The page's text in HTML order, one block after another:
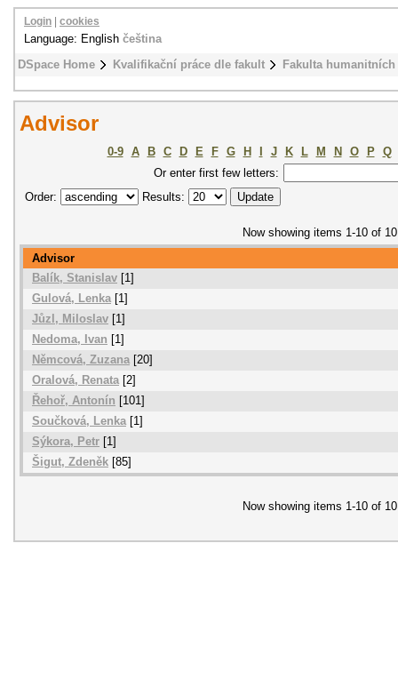
DSpace Home Kvalifikační práce dle fakult Fakulta
Login cookies
Language: English čeština
Advisor
0-9 A B C D E F G H J K L M N O P
Q
Or enter first few letters:
Order:
Results:
Now showing items 1-10 of 10
Advisor
Balík, Stanislav [1]
Gulová, Lenka[1]
Jůzl, Miloslav [1]
Nedoma, Ivan [1]
Němcová, Zuzana [20]
Oralová, Renata[2]
Řehoř, Antonín [101]
Součková, Lenka[1]
Sýkora, Petr [1]
Šigut, Zdeněk [85]
Now showing items 1-10 of 10